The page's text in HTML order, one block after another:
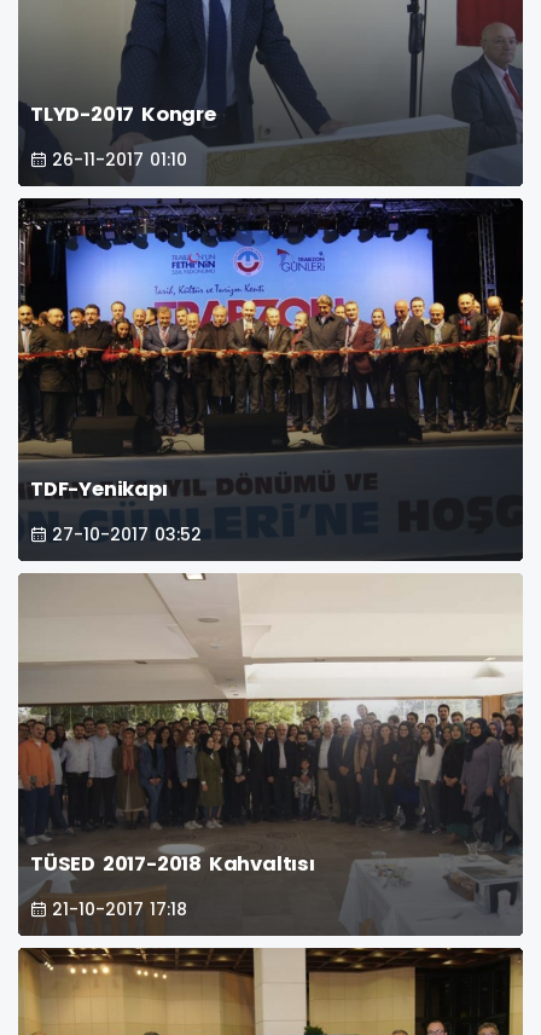
TLYD-2017 Kongre
26-11-2017 01:10
TDF-Yenikapı
27-10-2017 03:52
TÜSED 2017-2018 Kahvaltısı
21-10-2017 17:18